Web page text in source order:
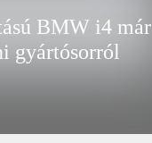
BMW i4 már
gyártósorról